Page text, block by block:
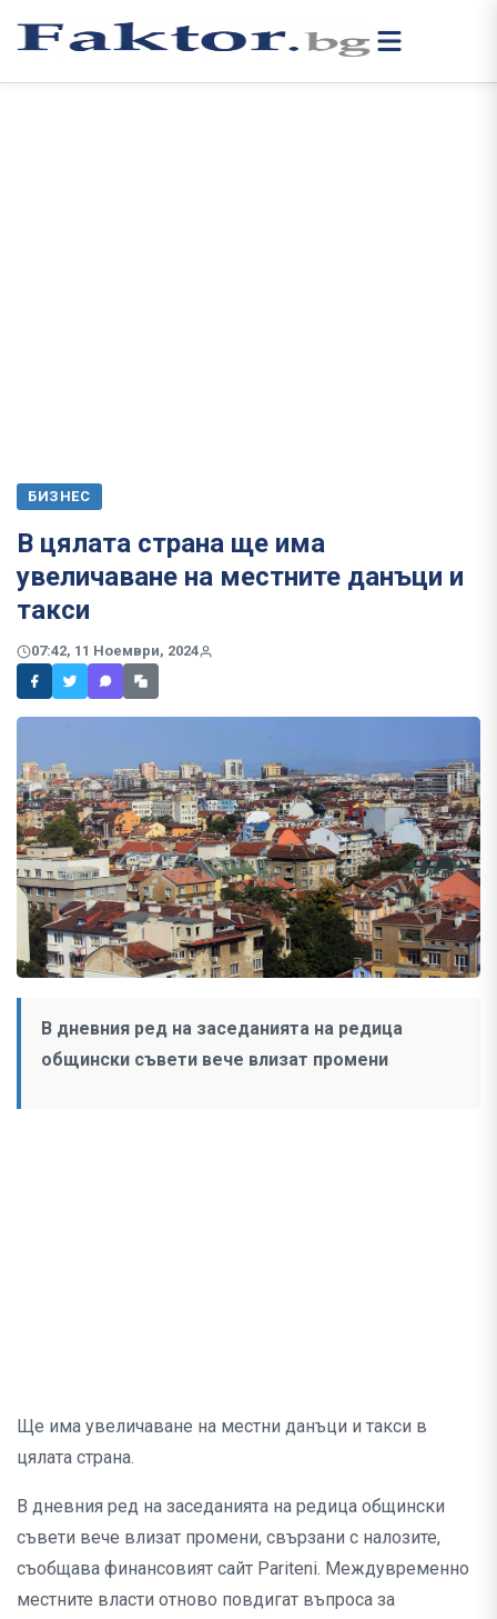
БИЗНЕС
В цялата страна ще има
увеличаване на местните данъци и
такси
07:42, 11 Ноември, 2024
В дневния ред на заседанията на редица
общински съвети вече влизат промени
Ще има увеличаване на местни данъци и такси в
цялата страна.
В дневния ред на заседанията на редица общински
съвети вече влизат промени, свързани с налозите,
съобщава финансовият сайт Pariteni. Междувременно
местните власти отново повдигат въпроса за